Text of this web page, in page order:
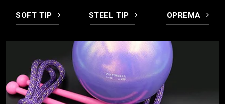
SOFT TIP STEEL TIP OPREMA